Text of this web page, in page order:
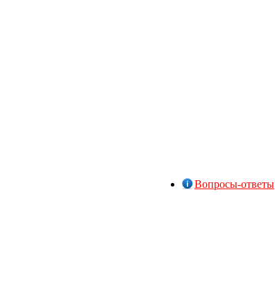
Вопросы-ответы